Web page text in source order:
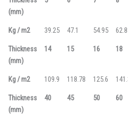
(mm)
Kg / m2 39.25 47.1 54.95 62.8
Thickness
(mm)
14 15 16 18
Kg / m2 109.9 118.78 125.6
Thickness
(mm)
40 45 50 60